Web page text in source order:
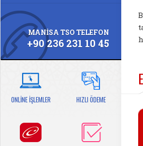
MANİSA TSO TELEFON
+90 236 231 10 45
ONLİNE İŞLEMLER HIZLI ÖDEME